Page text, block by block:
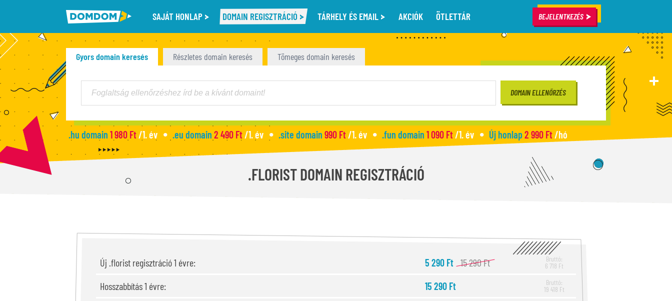
SAJÁT HONLAP DOMAIN REGISZTRÁCIÓ TÁRHELY ÉS EMAIL AKCIÓK ÖTLETTÁR BEJELENTKEZÉS
Gyors domain keresés Részletes domain keresés Tömeges domain keresés
.hu domain 1 980 Ft/1. év .eu domain 2 490 Ft/1. év .site domain 990 Ft/1. év .fun domain 1 090 Ft/1. év Új honlap 2 990 Ft/hó
.FLORIST DOMAIN REGISZTRÁCIÓ
Új .florist regisztráció 1 évre: 5 290 Ft 15 290 Ft
Bruttó:
6 718 Ft
Hosszabbítás 1 évre: 15 290 Ft
Bruttó:
19 418 Ft